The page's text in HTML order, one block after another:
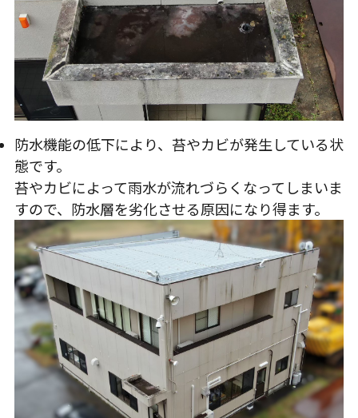
防水機能の低下により、苔やカビが発生している状
態です。
苔やカビによって雨水が流れづらくなってしまいま
すので、防水層を劣化させる原因になり得ます。